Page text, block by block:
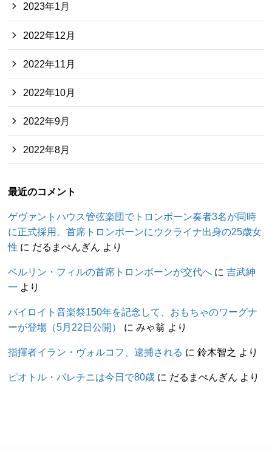
2023年1月
2022年12月
2022年11月
2022年10月
2022年9月
2022年8月
最近のコメント
ゲヴァントハウス管弦楽団でトロンボーン奏者3名が同時
に正式採用。首席トロンボーンにウクライナ出身の25歳女
性 に だるまぺんぎん より
ベルリン・フィルの首席トロンボーンが交代へ に吉武紳
一 より
バイロイト音楽祭150年を記念して、おもちゃのワーグナ
ーが登場（5月22日公開）
にみゃ翁 より
指揮者イラン・ヴォルコフ、逮捕される に鈴木智之 より
ピオトル・パレチニは今日で80歳 に だるまぺんぎん より